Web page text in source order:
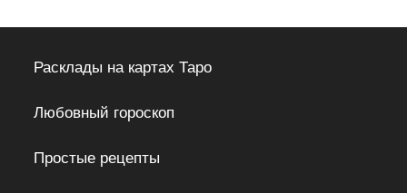
Расклады на картах Таро
Любовный гороскоп
Простые рецепты